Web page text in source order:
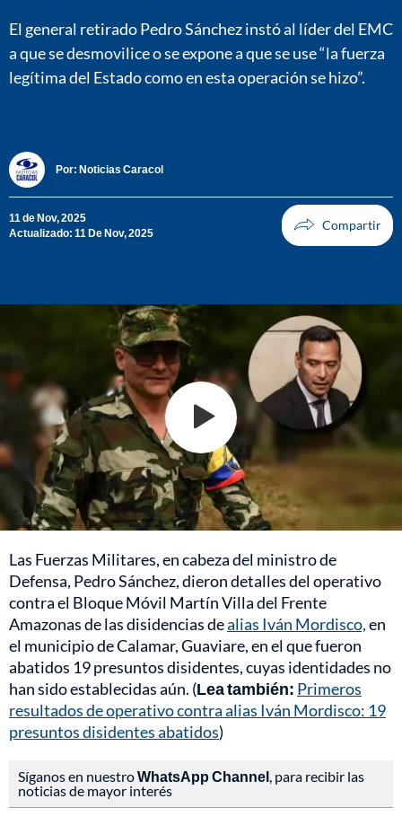
El general retirado Pedro Sánchez instó al líder del EMC
a que se desmovilice o se expone a que se use “la fuerza
legítima del Estado como en esta operación se hizo”.
Por: Noticias Caracol
11 de Nov, 2025
Actualizado: 11 De Nov, 2025
Las Fuerzas Militares, en cabeza del ministro de
Defensa, Pedro Sánchez, dieron detalles del operativo
contra el Bloque Móvil Martín Villa del Frente
Amazonas de las disidencias dealias Iván Mordisco,en
el municipio de Calamar, Guaviare, en el que fueron
abatidos 19 presuntos disidentes, cuyas identidades no
han sido establecidas aún. (Lea también: Primeros
resultados de operativo contra alias Iván Mordisco: 19
presuntos disidentes abatidos)
Síganos en nuestroWhatsApp Channel , para recibir las
noticias de mayor interés